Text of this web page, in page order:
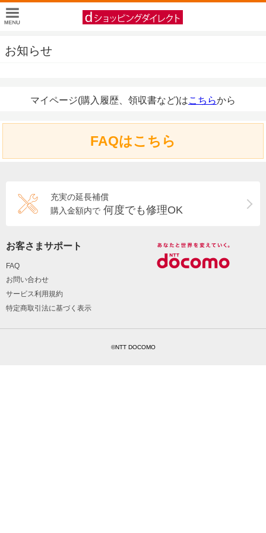
お知らせ
マイページ(購入履歴、領収書など)はこちらから
FAQはこちら
充実の延長補償
購入金額内で 何度でも修理OK
お客さまサポート
FAQ
お問い合わせ
サービス利用規約
特定商取引法に基づく表示
©NTT DOCOMO